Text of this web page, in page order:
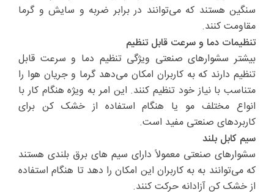
سنگین هستند که می‌توانند در برابر ضربه و سایش و گرما
مقاومت کنند.
تنظیمات دما و سرعت قابل تنظیم
بیشتر سشوارهای صنعتی ویژگی تنظیم دما و سرعت قابل
تنظیم دارند که به کاربران امکان می‌دهد گرما و جریان هوا را
متناسب با نیاز خود تنظیم کنند. این امر به ویژه هنگام کار با
انواع مختلف مو یا هنگام استفاده از خشک کن برای
کاربردهای صنعتی مفید است.
سیم کابل بلند
سشوارهای صنعتی معمولاً دارای سیم های برق بلندی هستند
که می‌توانند به به کاربران این امکان را دهد تا هنگام استفاده
از خشک کن آزادانه حرکت کنند.